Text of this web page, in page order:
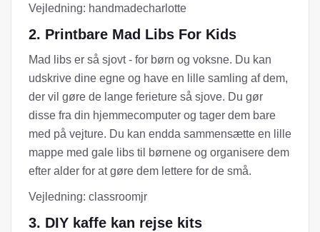
Vejledning: handmadecharlotte
2. Printbare Mad Libs For Kids
Mad libs er så sjovt - for børn og voksne. Du kan
udskrive dine egne og have en lille samling af dem,
der vil gøre de lange ferieture så sjove. Du gør
disse fra din hjemmecomputer og tager dem bare
med på vejture. Du kan endda sammensætte en lille
mappe med gale libs til børnene og organisere dem
efter alder for at gøre dem lettere for de små.
Vejledning: classroomjr
3. DIY kaffe kan rejse kits